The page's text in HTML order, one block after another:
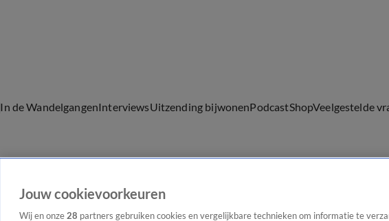
In de WandelgangenInterviewsUitzending bijwonenPodcastShopVeelgestelde
Uitzending bijwonen
Jouw cookievoorkeuren
Wij en onze 28 partners gebruiken cookies en vergelijkbare technieken om informatie te